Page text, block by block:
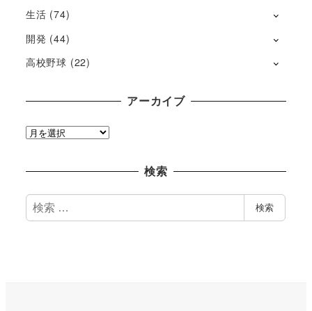
生活 (74)
開発 (44)
高校野球 (22)
アーカイブ
ア
ブ
検索
検
索
検索